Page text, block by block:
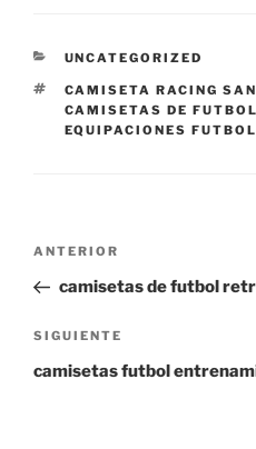
CATEGORÍAS
UNCATEGORIZED
ETIQUETAS
CAMISETA RACING
CAMISETAS DE
EQUIPACIONES FUTBOL
Navegación
entradas
Entrada
anterior:
ANTERIOR
camisetas de futbol
Siguiente
entrada
SIGUIENTE
camisetas futbol